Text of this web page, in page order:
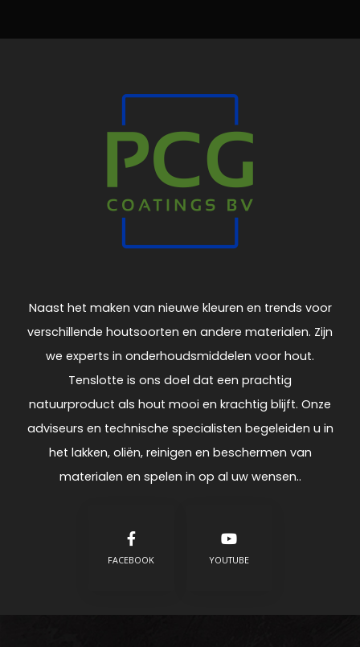
Naast het maken van nieuwe kleuren en trends voor
verschillende houtsoorten en andere materialen. Zijn
we experts in onderhoudsmiddelen voor hout.
Tenslotte is ons doel dat een prachtig
natuurproduct als hout mooi en krachtig blijft. Onze
adviseurs en technische specialisten begeleiden u in
het lakken, oliën, reinigen en beschermen van
materialen en spelen in op al uw wensen..
FACEBOOK YOUTUBE